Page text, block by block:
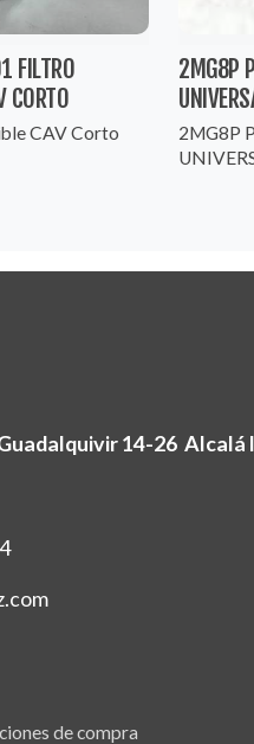
CORTO
CAV Corto
2MG8P
2MG8P
14-26 Alcalá
de compra